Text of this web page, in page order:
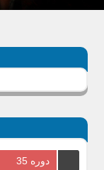
دوره 35